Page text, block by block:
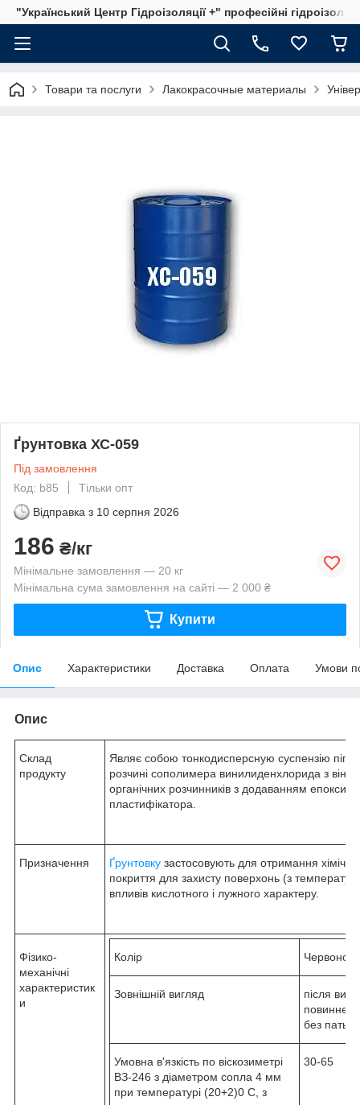
"Український Центр Гідроізоляції +" професійні
Товари та послуги Лакокрасочные материалы
Ґрунтовка ХС-059
Під замовлення
Код: b85
Тільки опт
Відправка з 10 серпня 2026
186 ₴/кг
Мінімальне замовлення — 20 кг
Мінімальна сума замовлення на сайті — 2 000 ₴
Купити
Опис Характеристики Доставка Оплата Умови
Опис
Склад
продукту
Являє собою тонкодисперсную суспензію
розчині сополимера винилиденхлорида з
органічних розчинників з додаванням
пластифікатора.
Призначення Ґрунтовку застосовують для отримання
покриття для захисту поверхонь (з
впливів кислотного і лужного характеру.
Фізико-
механічні
характеристик
и
Колір Червоно-
Зовнішній вигляд
після
повинне
без
Умовна в'язкість по віскозиметрі
ВЗ-246 з діаметром сопла 4 мм
при температурі (20+2)0 С, з
30-65